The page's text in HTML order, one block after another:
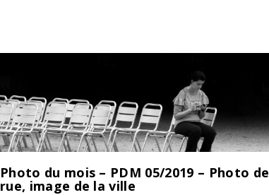
Photo du mois – PDM 05/2019 – Photo de
rue, image de la ville